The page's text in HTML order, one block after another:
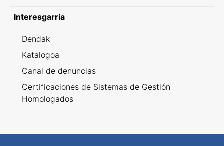
Interesgarria
Dendak
Katalogoa
Canal de denuncias
Certificaciones de Sistemas de Gestión
Homologados